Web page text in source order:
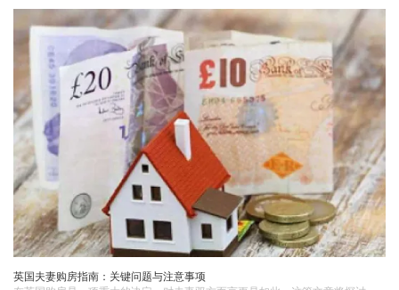
英国夫妻购房指南：关键问题与注意事项